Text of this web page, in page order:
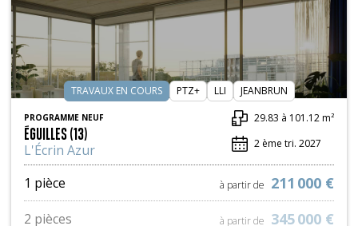
TRAVAUX EN COURS PTZ+ LLI JEANBRUN
PROGRAMME NEUF
ÉGUILLES (13)
L'Écrin Azur
29.83 à 101.12 m²
2 ème tri. 2027
1 pièce à partir de 211 000 €
2 pièces à partir de 345 000 €